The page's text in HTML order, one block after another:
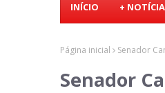
INÍCIO +
Página inicial Senador
Senador